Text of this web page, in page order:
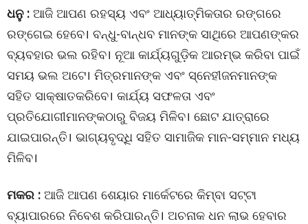
ଧନୁ : ଆଜି ଆପଣ ରହସ୍ୟ ଏବଂ ଆଧ୍ୟାତ୍ମିକତାର ରଙ୍ଗରେ
ରଙ୍ଗେଇ ହେବେ। ବନ୍ଧୁ-ବାନ୍ଧବ ମାନଙ୍କ ସାଥିରେ ଆପଣଙ୍କର
ବ୍ୟବହାର ଭଲ ରହିବ। ନୂଆ କାର୍ଯ୍ୟଗୁଡ଼ିକ ଆରମ୍ଭ କରିବା ପାଇଁ
ସମୟ ଭଲ ଅଟେ। ମିତ୍ରମାନଙ୍କ ଏବଂ ସ୍ନେହୀଜନମାନଙ୍କ
ସହିତ ସାକ୍ଷାତକରିବେ। କାର୍ଯ୍ୟ ସଫଳତା ଏବଂ
ପ୍ରତିଯୋଗୀମାନଙ୍କଠାରୁ ବିଜୟ ମିଳିବ। ଛୋଟ ଯାତ୍ରାରେ
ଯାଇପାରନ୍ତି। ଭାଗ୍ୟବୃଦ୍ଧି ସହିତ ସାମାଜିକ ମାନ-ସମ୍ମାନ ମଧ୍ୟ
ମିଳିବ।
ମକର : ଆଜି ଆପଣ ଶେୟାର ମାର୍କେଟରେ କିମ୍ବା ସଟ୍ଟା
ବ୍ୟାପାରରେ ନିବେଶ କରିପାରନ୍ତି। ଅଚନାକ ଧନ ଲାଭ ହେବାର